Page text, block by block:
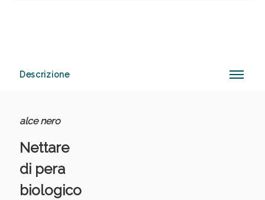
Descrizione
alce nero
Nettare
di pera
biologico
Anticellulite e Fanghi: Sconto fino al 40% valido